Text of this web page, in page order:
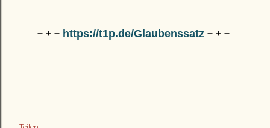
+ + + https://t1p.de/Glaubenssatz + + +